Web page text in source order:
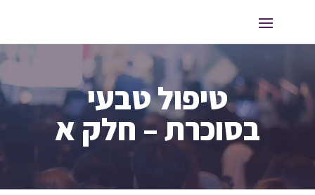
טיפול טבעי
בסוכרת – חלק א